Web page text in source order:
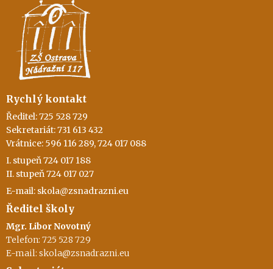
Rychlý kontakt
Ředitel: 725 528 729
Sekretariát: 731 613 432
Vrátnice: 596 116 289, 724 017 088
I. stupeň 724 017 188
II. stupeň 724 017 027
E-mail: skola@zsnadrazni.eu
Ředitel školy
Mgr. Libor Novotný
Telefon: 725 528 729
E-mail: skola@zsnadrazni.eu